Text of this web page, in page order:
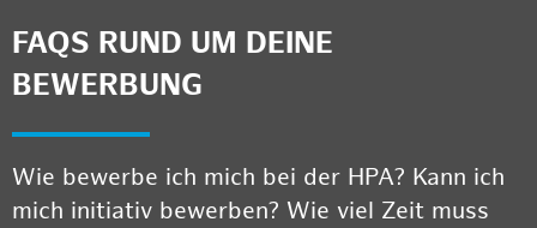
FAQS RUND UM DEINE
BEWERBUNG
Wie bewerbe ich mich bei der HPA? Kann ich
mich initiativ bewerben? Wie viel Zeit muss